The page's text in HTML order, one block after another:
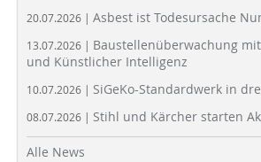
20.07.2026 | Asbest ist Todesursache
13.07.2026 | Baustellenüberwachung
und Künstlicher Intelligenz
10.07.2026 | SiGeKo-Standardwerk in
08.07.2026 | Stihl und Kärcher starten
Alle News